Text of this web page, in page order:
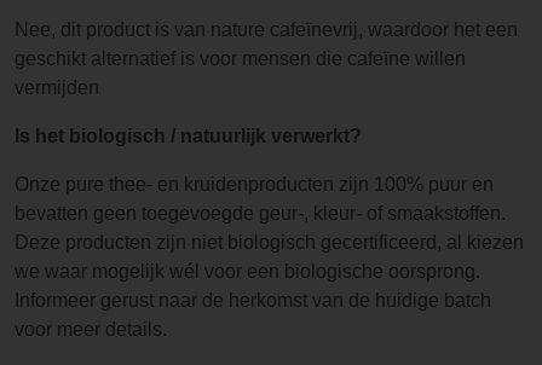
Nee, dit product is van nature cafeïnevrij, waardoor het een
geschikt alternatief is voor mensen die cafeïne willen
vermijden
Is het biologisch / natuurlijk verwerkt?
Onze pure thee- en kruidenproducten zijn 100% puur en
bevatten geen toegevoegde geur-, kleur- of smaakstoffen.
Deze producten zijn niet biologisch gecertificeerd, al kiezen
we waar mogelijk wél voor een biologische oorsprong.
Informeer gerust naar de herkomst van de huidige batch
voor meer details.